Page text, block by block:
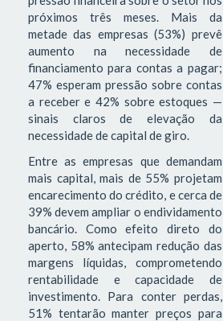
próximos três meses. Mais da
metade das empresas (53%) prevê
aumento na necessidade de
financiamento para contas a pagar;
47% esperam pressão sobre contas
a receber e 42% sobre estoques —
sinais claros de elevação da
necessidade de capital de giro.
Entre as empresas que demandam
mais capital, mais de 55% projetam
encarecimento do crédito, e cerca de
39% devem ampliar o endividamento
bancário. Como efeito direto do
aperto, 58% antecipam redução das
margens líquidas, comprometendo
rentabilidade e capacidade de
investimento. Para conter perdas,
51% tentarão manter preços para